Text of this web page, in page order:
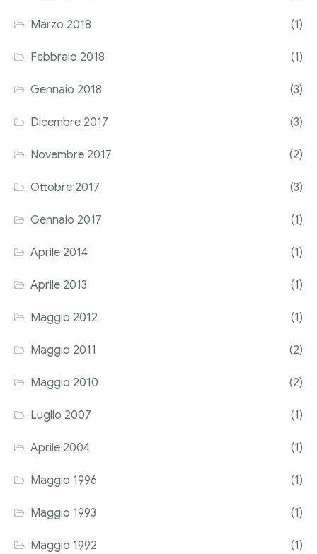
Marzo 2018 (1)
Febbraio 2018 (1)
Gennaio 2018 (3)
Dicembre 2017 (3)
Novembre 2017 (2)
Ottobre 2017 (3)
Gennaio 2017 (1)
Aprile 2014 (1)
Aprile 2013 (1)
Maggio 2012 (1)
Maggio 2011 (2)
Maggio 2010 (2)
Luglio 2007 (1)
Aprile 2004 (1)
Maggio 1996 (1)
Maggio 1993 (1)
Maggio 1992 (1)